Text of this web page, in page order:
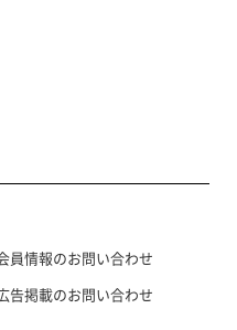
員情報のお問い合わせ
告掲載のお問い合わせ